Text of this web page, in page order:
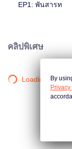
EP1: พันสารท
คลิปพิเศษ
Loading…By